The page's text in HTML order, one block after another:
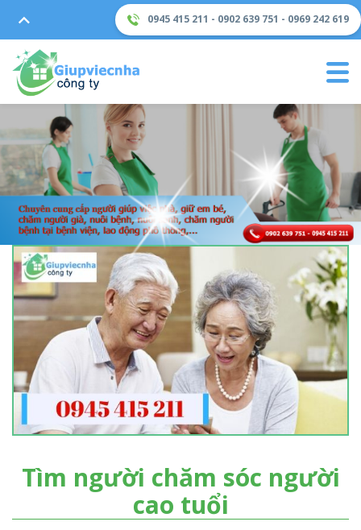
0945 415 211 - 0902 639 751 - 0969 242 619
Tìm người chăm sóc người
cao tuổi